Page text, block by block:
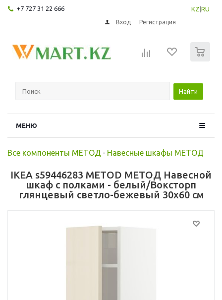
+7 727 31 22 666 KZ RU
Вход Регистрация
Найти
МЕНЮ
Все компоненты МЕТОД - Навесные шкафы МЕТОД
IKEA s59446283 METOD МЕТОД Навесной
шкаф с полками - белый/Воксторп
глянцевый светло-бежевый 30x60 см